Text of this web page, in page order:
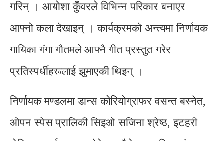
गरिन् । आयोशा कुँवरले विभिन्न परिकार बनाएर
आफ्नो कला देखाइन् । कार्यक्रमको अन्त्यमा निर्णायक
गायिका गंगा गौतमले आफ्नै गीत प्रस्तुत गरेर
प्रतिस्पर्धीहरूलाई झुमाएकी थिइन् ।
निर्णायक मण्डलमा डान्स कोरियोग्राफर वसन्त बस्नेत,
ओपन स्पेस प्रालिकी सिइओ सजिना श्रेष्ठ, इटहरी